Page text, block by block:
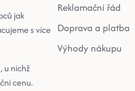
jak
s více
u nichž
cenu.
Reklamační řád
Doprava a platba
Výhody nákupu